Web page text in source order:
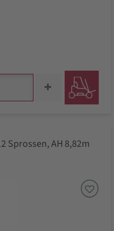
Sprossen, AH 8,82m